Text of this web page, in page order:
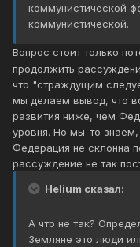
коммунистической
коммунистической.
Вопрос стоит только
продолжить
что "страждущим
мы делаем вывод, что
развития ниже, чем
уровня. Но мы-то знаем,
Федерация не склонна
рассуждение не так
Helium сказал:
А что не так?
Земляне это люди